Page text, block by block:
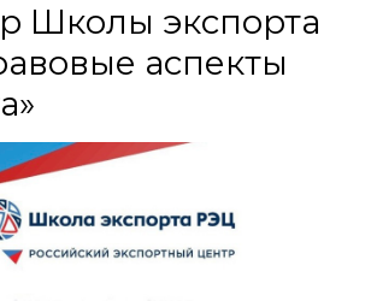
Школы экспорта
аспекты